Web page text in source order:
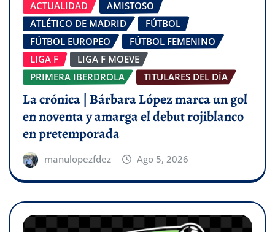
ACTUALIDAD
AMISTOSO
ATLÉTICO DE MADRID
FÚTBOL
FÚTBOL EUROPEO
FÚTBOL FEMENINO
LIGA F
LIGA F MOEVE
PRIMERA IBERDROLA
TITULARES DEL DÍA
La crónica | Bárbara López marca un gol
en noventa y amarga el debut rojiblanco
en pretemporada
manulopezfdez Ago 5, 2026